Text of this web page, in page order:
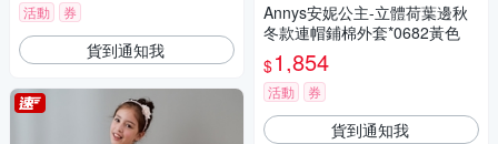
活動 券
貨到通知我
Annys安妮公主-立體荷葉邊秋
冬款連帽鋪棉外套*0682黃色
$1,854
活動 券
貨到通知我